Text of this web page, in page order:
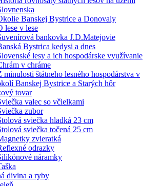
Banskej Bystrice a Donovaly
lese v lese
bankovka J.D.Matejovie
Bystrica kedysi a dnes
lesy a ich hospodárske využívanie
v chráme
minulosti štátneho lesného hospodárstva v
Banskej Bystrice a Starých hôr
tovar
valec so včielkami
zubor
sviečka hladká 23 cm
sviečka točená 25 cm
zvieratká
odrazky
náramky
divina a ryby